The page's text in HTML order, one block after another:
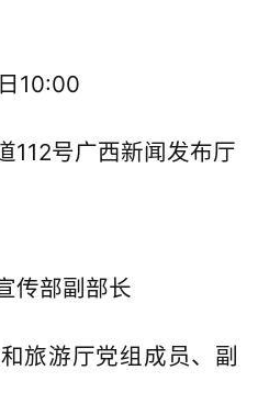
10:00
112号广西新闻发布厅
传部副部长
旅游厅党组成员、副